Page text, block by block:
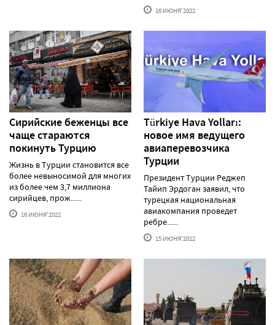
16 ИЮНЯ'2022
Сирийские беженцы все
чаще стараются
покинуть Турцию
Жизнь в Турции становится все
более невыносимой для многих
из более чем 3,7 миллиона
сирийцев, прож......
16 ИЮНЯ'2022
Türkiye Hava Yolları:
новое имя ведущего
авиаперевозчика
Турции
Президент Турции Реджеп
Тайип Эрдоган заявил, что
турецкая национальная
авиакомпания проведет
ребре......
15 ИЮНЯ'2022